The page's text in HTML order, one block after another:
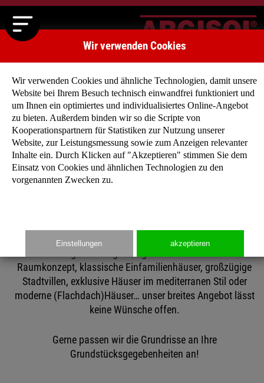
Haben Sie noch keine konkrete Vorstellung, wie Ihr
zukünftiges Niedrigenergiehaus aussehen soll?
Dann lassen Sie sich von unseren Typenhäuser
Raumkonzept, klassische Einfamilienhäuser, großzügige
Stadtvillen, exklusive Häuser im mediterranen Stil oder
moderne (Flachdach)Häuser… unser breites Angebot lässt
keine Wünsche offen.
Gerne passen wir die Grundrisse an Ihre
Grundstücksgegebenheiten an!
Wir verwenden Cookies
Wir verwenden Cookies und ähnliche Technologien, damit unsere
Website bei Ihrem Besuch technisch einwandfrei funktioniert und
um Ihnen ein optimiertes und individualisiertes Online-Angebot
zu bieten. Außerdem binden wir so die Scripte von
Kooperationspartnern für Statistiken zur Nutzung unserer
Website, zur Leistungsmessung sowie zum Anzeigen relevanter
Inhalte ein. Durch Klicken auf "Akzeptieren" stimmen Sie dem
Einsatz von Cookies und ähnlichen Technologien zu den
vorgenannten Zwecken zu.
Einstellungen akzeptieren